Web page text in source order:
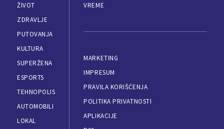
ŽIVOT
ZDRAVLJE
PUTOVANJA
KULTURA
SUPERŽENA
ESPORTS
TEHNOPOLIS
AUTOMOBILI
LOKAL
VREME
MARKETING
IMPRESUM
PRAVILA KORIŠĆENJA
POLITIKA PRIVATNOSTI
APLIKACIJE